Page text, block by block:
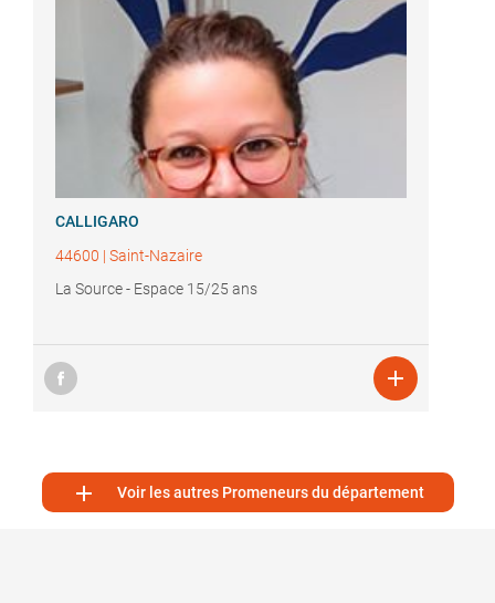
CALLIGARO
44600 | Saint-Nazaire
La Source - Espace 15/25 ans

 Voir les autres Promeneurs du département